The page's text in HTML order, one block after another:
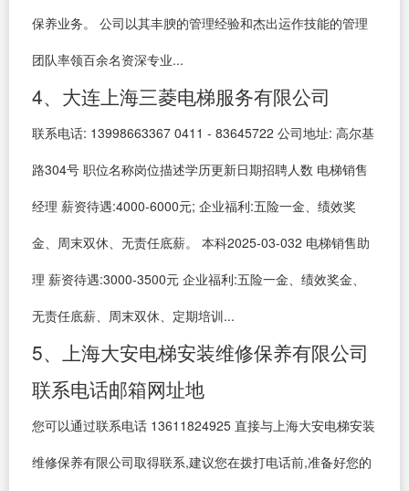
保养业务。 公司以其丰腴的管理经验和杰出运作技能的管理
团队率领百余名资深专业...
4、大连上海三菱电梯服务有限公司
联系电话: 13998663367 0411 - 83645722 公司地址: 高尔基
路304号 职位名称岗位描述学历更新日期招聘人数 电梯销售
经理 薪资待遇:4000-6000元; 企业福利:五险一金、绩效奖
金、周末双休、无责任底薪。 本科2025-03-032 电梯销售助
理 薪资待遇:3000-3500元 企业福利:五险一金、绩效奖金、
无责任底薪、周末双休、定期培训...
5、上海大安电梯安装维修保养有限公司
联系电话邮箱网址地
您可以通过联系电话 13611824925 直接与上海大安电梯安装
维修保养有限公司取得联系,建议您在拨打电话前,准备好您的